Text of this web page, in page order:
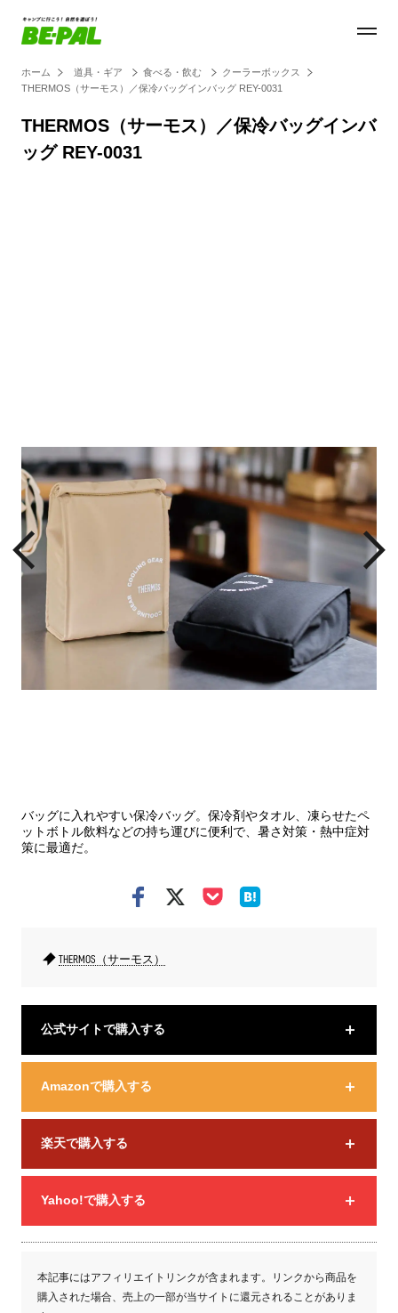
ホーム 道具・ギア 食べる・飲む
クーラーボックス
THERMOS（サーモス）／保冷バッグインバッグ REY-0031
THERMOS（サーモス）／保冷バッグインバ
ッグ REY-0031
バッグに入れやすい保冷バッグ。保冷剤やタオル、凍らせたペ
ットボトル飲料などの持ち運びに便利で、暑さ対策・熱中症対
策に最適だ。
THERMOS（サーモス）
公式サイトで購入する
Amazonで購入する
楽天で購入する
Yahoo!で購入する
本記事にはアフィリエイトリンクが含まれます。リンクから商品を
購入された場合、売上の一部が当サイトに還元されることがありま